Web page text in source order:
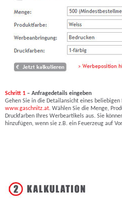
Schritt 1 – Anfragedetails eingeben
Gehen Sie in die Detailansicht eines beliebigen
www.gaschnitz.at. Wählen Sie die Menge,
Druckfarben Ihres Werbeartikels aus. Sie
hinzufügen, wenn sie z.B. ein Feuerzeug auf